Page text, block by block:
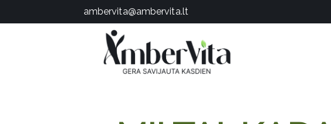
ambervita@ambervita.lt
PASLAUGOS